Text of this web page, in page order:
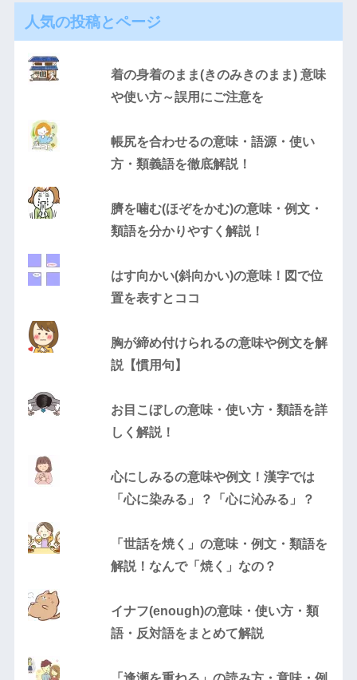
人気の投稿とページ
着の身着のまま(きのみきのまま) 意味
や使い方～誤用にご注意を
帳尻を合わせるの意味・語源・使い
方・類義語を徹底解説！
臍を噛む(ほぞをかむ)の意味・例文・
類語を分かりやすく解説！
はす向かい(斜向かい)の意味！図で位
置を表すとココ
胸が締め付けられるの意味や例文を解
説【慣用句】
お目こぼしの意味・使い方・類語を詳
しく解説！
心にしみるの意味や例文！漢字では
「心に染みる」？「心に沁みる」？
「世話を焼く」の意味・例文・類語を
解説！なんで「焼く」なの？
イナフ(enough)の意味・使い方・類
語・反対語をまとめて解説